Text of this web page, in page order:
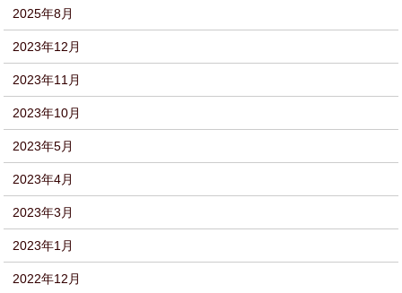
2025年8月
2023年12月
2023年11月
2023年10月
2023年5月
2023年4月
2023年3月
2023年1月
2022年12月